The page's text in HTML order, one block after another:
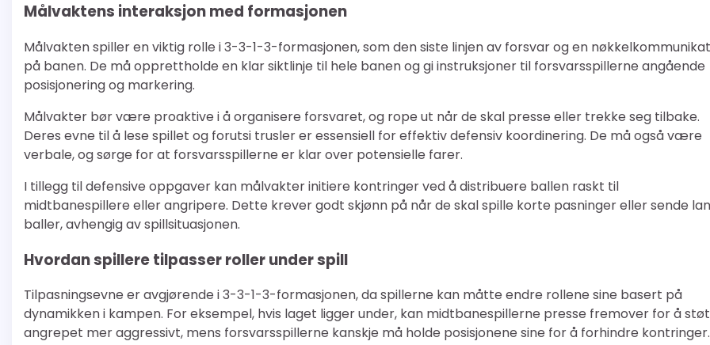
Målvaktens interaksjon med formasjonen
Målvakten spiller en viktig rolle i 3-3-1-3-formasjonen, som den siste linjen av forsvar og en
på banen. De må opprettholde en klar siktlinje til hele banen og gi instruksjoner til forsvarsspillerne angående
posisjonering og markering.
Målvakter bør være proaktive i å organisere forsvaret, og rope ut når de skal presse eller trekke seg tilbake.
Deres evne til å lese spillet og forutsi trusler er essensiell for effektiv defensiv koordinering. De må også være
verbale, og sørge for at forsvarsspillerne er klar over potensielle farer.
I tillegg til defensive oppgaver kan målvakter initiere kontringer ved å distribuere ballen raskt til
midtbanespillere eller angripere. Dette krever godt skjønn på når de skal spille korte pasninger eller sende
baller, avhengig av spillsituasjonen.
Hvordan spillere tilpasser roller under spill
Tilpasningsevne er avgjørende i 3-3-1-3-formasjonen, da spillerne kan måtte endre rollene sine basert på
dynamikken i kampen. For eksempel, hvis laget ligger under, kan midtbanespillerne presse fremover for å
angrepet mer aggressivt, mens forsvarsspillerne kanskje må holde posisjonene sine for å forhindre kontringer.